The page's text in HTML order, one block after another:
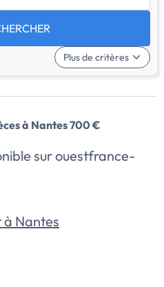
Plus de critères
à Nantes 700 €
sur ouestfrance-
Nantes